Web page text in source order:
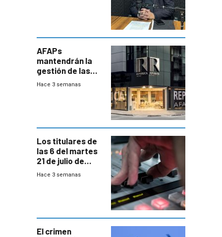
AFAPs
mantendrán la
gestión de las
cuentas
Hace 3 semanas
Los titulares de
las 6 del martes
21 de julio de
2026
Hace 3 semanas
El crimen